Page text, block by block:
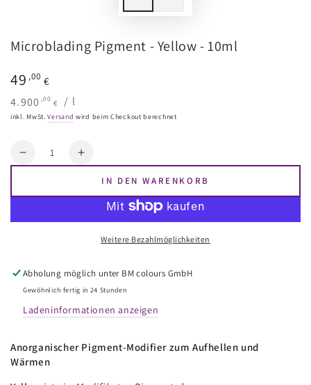
Microblading Pigment - Yellow - 10ml
Regulärer
49 ,00 €
Stückpreis
4.900 ,00 € / pro
l
inkl. MwSt.Versand wird beim Checkout berechnet
Reduzieren
Yellow
-
10ml
Erhöhen
Menge
Pigment
Yellow
-
10ml
IN DEN WARENKORB
Weitere Bezahlmöglichkeiten
Abholung möglich unter BM colours GmbH
Gewöhnlich fertig in 24 Stunden
Ladeninformationen anzeigen
Anorganischer Pigment-Modifier zum Aufhellen und
Wärmen